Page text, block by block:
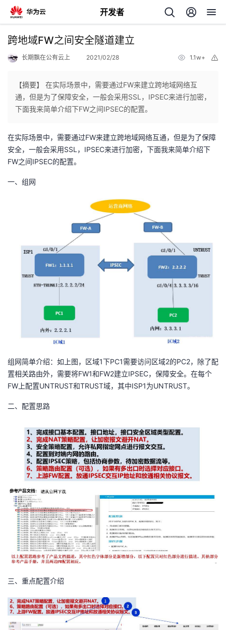
开发者
返
人
我
坛
圈
子
的
直
我
的
动
我
关
注
发
者
学
堂
的
我
Programs
的
支
持
我
的
技
我
的
跨地域FW之间安全隧道建立
长期飘在公有云上 2021/02/28 1.1w+
【摘要】 在实际场景中，需要通过FW来建立跨地域网络互
通，但是为了保障安全，一般会采用SSL，IPSEC来进行加密，
下面我来简单介绍下FW之间IPSEC的配置。
在实际场景中，需要通过FW来建立跨地域网络互通，但是为了保障
安全，一般会采用SSL，IPSEC来进行加密，下面我来简单介绍下
FW之间IPSEC的配置。
一、组网
组网简单介绍：如上图，区域1下PC1需要访问区域2的PC2，除了配
置相关路由外，需要将FW1和FW2建立IPSEC，保障安全。在每个
FW上配置UNTRUST和TRUST域，其中ISP1为UNTRUST。
二、配置思路
三、重点配置介绍